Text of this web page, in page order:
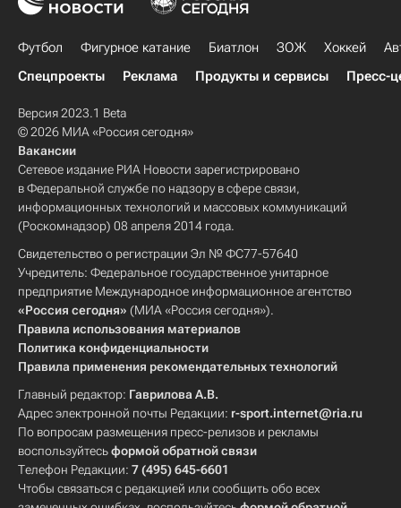
Футбол Фигурное катание Биатлон ЗОЖ Хоккей
Спецпроекты
Реклама Продукты и сервисы Пресс-
Версия 2023.1 Beta
© 2026 МИА «Россия сегодня»
Вакансии
Сетевое издание РИА Новости зарегистрировано
в Федеральной службе по надзору в сфере связи,
информационных технологий и массовых коммуникаций
(Роскомнадзор) 08 апреля 2014 года.
Свидетельство о регистрации Эл № ФС77-57640
Учредитель: Федеральное государственное унитарное
предприятие Международное информационное агентство
«Россия сегодня» (МИА «Россия сегодня»).
Правила использования материалов
Политика конфиденциальности
Правила применения рекомендательных технологий
Главный редактор: Гаврилова А.В.
Адрес электронной почты Редакции: r-sport.internet@ria.ru
По вопросам размещения пресс-релизов и рекламы
воспользуйтесьформой обратной связи
Телефон Редакции: 7 (495) 645-6601
Чтобы связаться с редакцией или сообщить обо всех